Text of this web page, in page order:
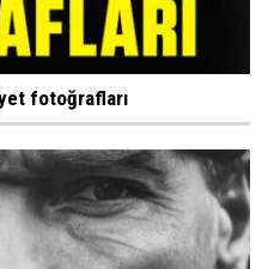
fotoğrafları